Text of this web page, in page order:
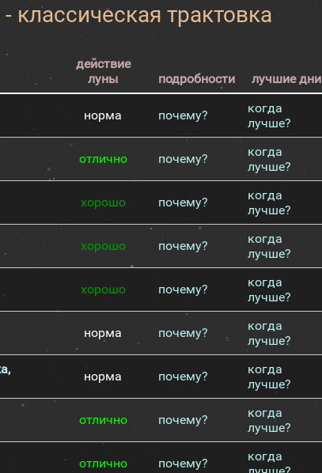
классическая трактовка
действие
луны
подробности лучшие дни
норма почему?
когда
лучше?
отлично почему?
когда
лучше?
хорошо почему?
когда
лучше?
хорошо почему?
когда
лучше?
хорошо почему?
когда
лучше?
норма почему?
когда
лучше?
норма почему?
когда
лучше?
отлично почему?
когда
лучше?
отлично почему?
когда